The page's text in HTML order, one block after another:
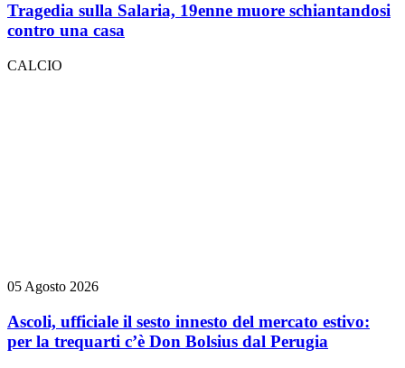
Tragedia sulla Salaria, 19enne muore schiantandosi
contro una casa
CALCIO
05 Agosto 2026
Ascoli, ufficiale il sesto innesto del mercato estivo:
per la trequarti c’è Don Bolsius dal Perugia